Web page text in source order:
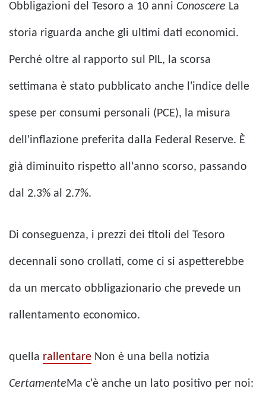
Obbligazioni del Tesoro a 10 anni Conoscere La
storia riguarda anche gli ultimi dati economici.
Perché oltre al rapporto sul PIL, la scorsa
settimana è stato pubblicato anche l'indice delle
spese per consumi personali (PCE), la misura
dell'inflazione preferita dalla Federal Reserve. È
già diminuito rispetto all'anno scorso, passando
dal 2.3% al 2.7%.
Di conseguenza, i prezzi dei titoli del Tesoro
decennali sono crollati, come ci si aspetterebbe
da un mercato obbligazionario che prevede un
rallentamento economico.
quella rallentare Non è una bella notizia
CertamenteMa c'è anche un lato positivo per noi: